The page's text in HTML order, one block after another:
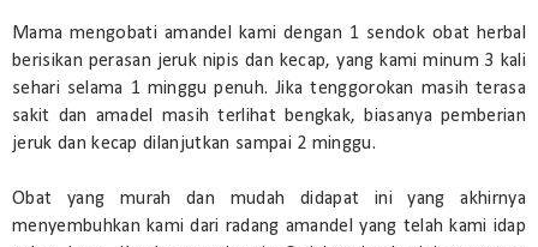
Mama mengobati amandel kami dengan 1 sendok obat herbal
berisikan perasan jeruk nipis dan kecap, yang kami minum 3 kali
sehari selama 1 minggu penuh. Jika tenggorokan masih terasa
sakit dan amadel masih terlihat bengkak, biasanya pemberian
jeruk dan kecap dilanjutkan sampai 2 minggu.
Obat yang murah dan mudah didapat ini yang akhirnya
menyembuhkan kami dari radang amandel yang telah kami idap